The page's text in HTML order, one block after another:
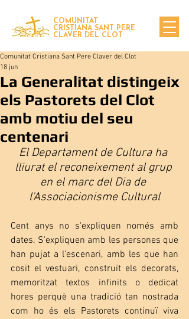
COMUNITAT
CRISTIANA SANT PERE
CLAVER DEL CLOT
La Generalitat distingeix
els Pastorets del Clot
amb motiu del seu
centenari
Comunitat Cristiana Sant Pere Claver del Clot
18 jun
El Departament de Cultura ha
lliurat el reconeixement al grup
en el marc del Dia de
l'Associacionisme Cultural
Cent anys no s'expliquen només amb
dates. S'expliquen amb les persones que
han pujat a l'escenari, amb les que han
cosit el vestuari, construït els decorats,
memoritzat textos infinits o dedicat
hores perquè una tradició tan nostrada
com ho és els Pastorets continuï viva